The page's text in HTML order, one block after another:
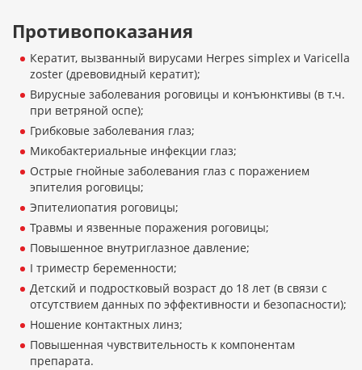
Противопоказания
Кератит, вызванный вирусами Herpes simplex и Varicella
zoster (древовидный кератит);
Вирусные заболевания роговицы и конъюнктивы (в т.ч.
при ветряной оспе);
Грибковые заболевания глаз;
Микобактериальные инфекции глаз;
Острые гнойные заболевания глаз с поражением
эпителия роговицы;
Эпителиопатия роговицы;
Травмы и язвенные поражения роговицы;
Повышенное внутриглазное давление;
I триместр беременности;
Детский и подростковый возраст до 18 лет (в связи с
отсутствием данных по эффективности и безопасности);
Ношение контактных линз;
Повышенная чувствительность к компонентам
препарата.